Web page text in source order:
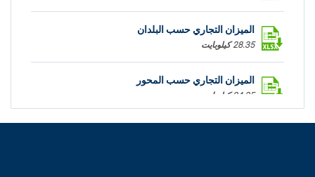
الميزان التجاري حسب البلدان
28.35 كيلوبايت
الميزان التجاري حسب المحور
24.35 كيلوبايت